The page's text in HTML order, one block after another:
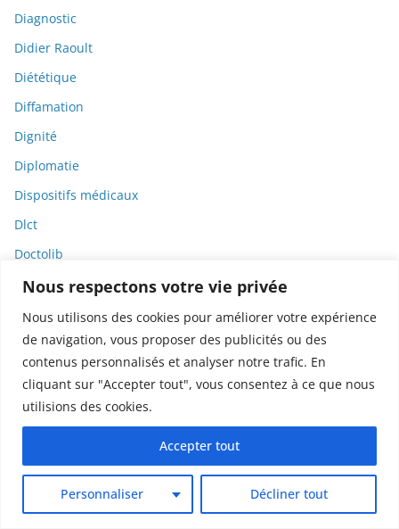
Nous respectons votre vie privée
Nous utilisons des cookies pour améliorer votre expérience
de navigation, vous proposer des publicités ou des
contenus personnalisés et analyser notre trafic. En
cliquant sur "Accepter tout", vous consentez à ce que nous
utilisions des cookies.
Personnaliser Décliner tout
Accepter tout
Diagnostic
Didier Raoult
Diététique
Diffamation
Dignité
Diplomatie
Dispositifs médicaux
Dlct
Doctolib
Documentaire
DODGE
Donald Trump
Dons
Doxxing
Droit
Droit de la consommation
Droit de la presse
Droit de la santé